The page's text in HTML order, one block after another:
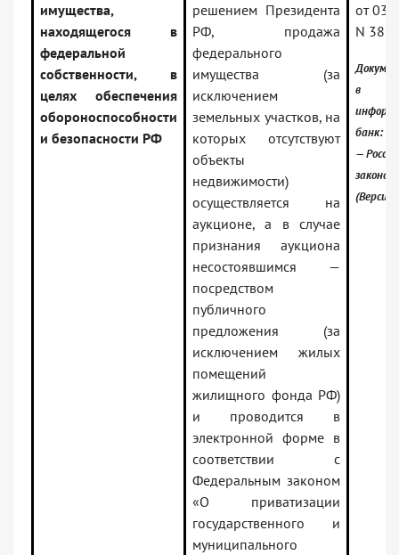
имущества,
находящегося в
федеральной
собственности, в
целях обеспечения
обороноспособности
и безопасности РФ
решением Президента
РФ, продажа
федерального
имущества (за
исключением
земельных участков, на
которых отсутствуют
объекты
недвижимости)
осуществляется на
аукционе, а в случае
признания аукциона
несостоявшимся —
посредством
публичного
предложения (за
исключением жилых
помещений
жилищного фонда РФ)
и проводится в
электронной форме в
соответствии с
Федеральным законом
«О приватизации
государственного и
муниципального
от
N 389
в
банк:
—
(Версия